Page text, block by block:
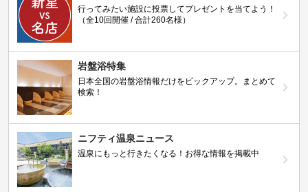
行ってみたい施設に投票してプレゼントを当てよう！
（全10回開催 / 合計260名様）
岩盤浴特集
日本全国の岩盤浴情報だけをピックアップ。まとめて
検索！
ニフティ温泉ニュース
温泉にもっと行きたくなる！お得な情報を掲載中